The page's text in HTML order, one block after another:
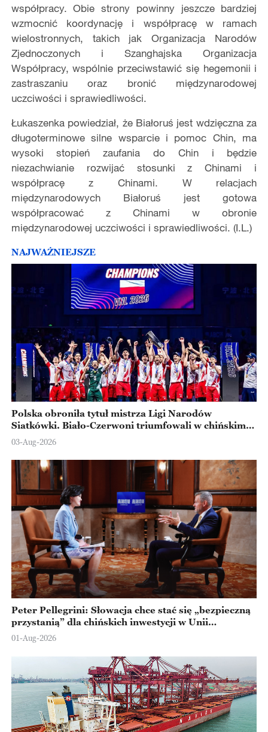
współpracy. Obie strony powinny jeszcze bardziej
wzmocnić koordynację i współpracę w ramach
wielostronnych, takich jak Organizacja Narodów
Zjednoczonych i Szanghajska Organizacja
Współpracy, wspólnie przeciwstawić się hegemonii i
zastraszaniu oraz bronić międzynarodowej
uczciwości i sprawiedliwości.
Łukaszenka powiedział, że Białoruś jest wdzięczna za
długoterminowe silne wsparcie i pomoc Chin, ma
wysoki stopień zaufania do Chin i będzie
niezachwianie rozwijać stosunki z Chinami i
współpracę z Chinami. W relacjach
międzynarodowych Białoruś jest gotowa
współpracować z Chinami w obronie
międzynarodowej uczciwości i sprawiedliwości. (I.L.)
NAJWAŻNIEJSZE
Polska obroniła tytuł mistrza Ligi Narodów
Siatkówki. Biało-Czerwoni triumfowali w chińskim
Ningbo
03-Aug-2026
Peter Pellegrini: Słowacja chce stać się „bezpieczną
przystanią” dla chińskich inwestycji w Unii
Europejskiej
01-Aug-2026